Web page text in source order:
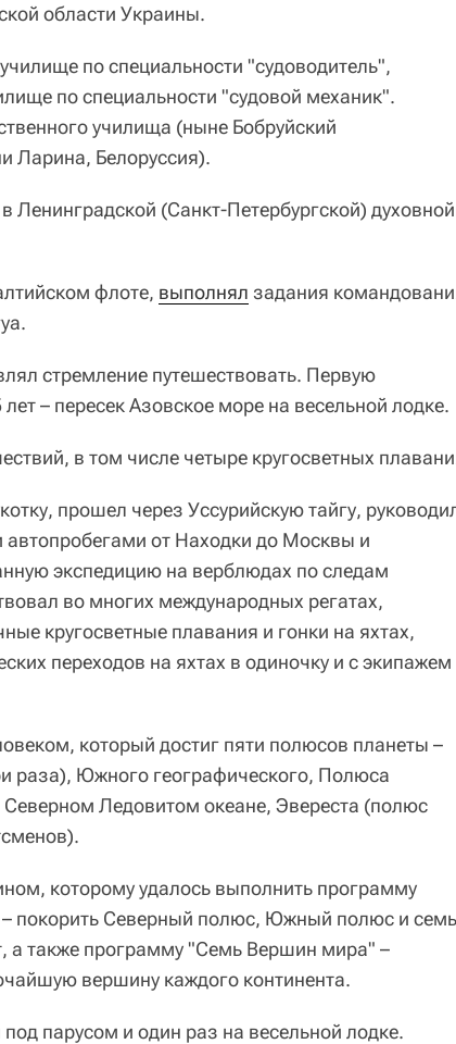
области Украины.
по специальности "судоводитель",
по специальности "судовой механик".
училища (ныне Бобруйский
Ларина, Белоруссия).
в Ленинградской (Санкт-Петербургской) духовной
флоте, выполнял задания
стремление путешествовать. Первую
– пересек Азовское море на весельной лодке.
в том числе четыре кругосветных
прошел через Уссурийскую тайгу,
от Находки до Москвы и
экспедицию на верблюдах по следам
во многих международных регатах,
кругосветные плавания и гонки на яхтах,
переходов на яхтах в одиночку и с экипажем
который достиг пяти полюсов планеты –
раза), Южного географического, Полюса
Северном Ледовитом океане, Эвереста (полюс
которому удалось выполнить программу
покорить Северный полюс, Южный полюс и семь
а также программу "Семь Вершин мира" –
вершину каждого континента.
парусом и один раз на весельной лодке.